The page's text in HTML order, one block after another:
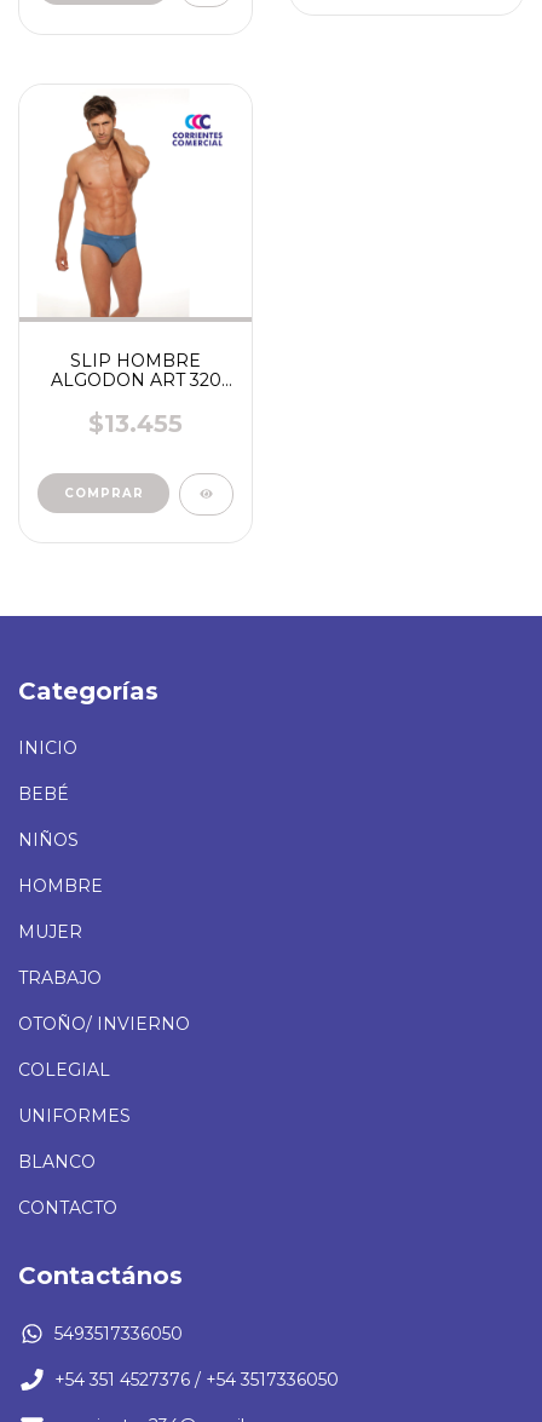
SLIP HOMBRE
ALGODON ART 320
$13.455
COMPRAR
Categorías
INICIO
BEBÉ
NIÑOS
HOMBRE
MUJER
TRABAJO
OTOÑO/ INVIERNO
COLEGIAL
UNIFORMES
BLANCO
CONTACTO
Contactános
5493517336050
+54 351 4527376 / +54 3517336050